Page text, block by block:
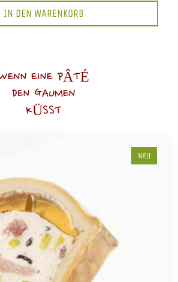
IN DEN WARENKORB
EINE PÂTÉ
DEN GAUMEN
KÜSST
NEU